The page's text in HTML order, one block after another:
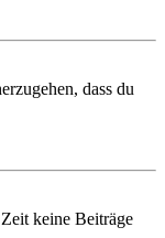
dass du
keine Beiträge